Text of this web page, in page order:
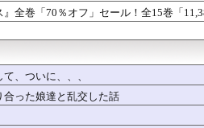
の電話に出ようとしたところチームリー
(登場人物) Part２【アニメ】
消、馬場が1軍登録【予告先発】（DB-C
』『ハナバス』『POLE STAR』など約...
向に進んでいった漫画ｗｗｗｗｗ
ってる
ト取れた！ちゃんと冷蔵庫で冷やされて
｢26AW LOOKモデル｣に就任...
ョップで43億円分キャンセルした女に
』全巻「70％オフ」セール！全15巻「
、ついに、、、
った娘達と乱交した話